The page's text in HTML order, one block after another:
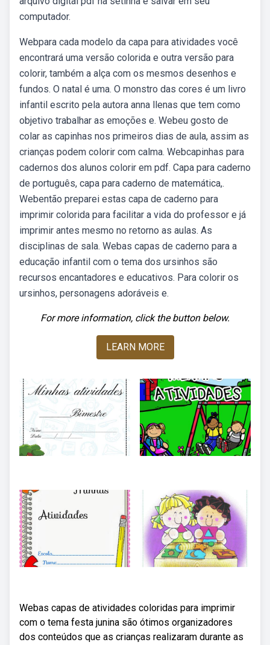
computador.
Webpara cada modelo da capa para atividades você
encontrará uma versão colorida e outra versão para
colorir, também a alça com os mesmos desenhos e
fundos. O natal é uma. O monstro das cores é um livro
infantil escrito pela autora anna llenas que tem como
objetivo trabalhar as emoções e. Webeu gosto de
colar as capinhas nos primeiros dias de aula, assim as
crianças podem colorir com calma. Webcapinhas para
cadernos dos alunos colorir em pdf. Capa para caderno
de português, capa para caderno de matemática,.
Webentão preparei estas capa de caderno para
imprimir colorida para facilitar a vida do professor e já
imprimir antes mesmo no retorno as aulas. As
disciplinas de sala. Webas capas de caderno para a
educação infantil com o tema dos ursinhos são
recursos encantadores e educativos. Para colorir os
ursinhos, personagens adoráveis e.
For more information, click the button below.
LEARN MORE
Webas capas de atividades coloridas para imprimir
com o tema festa junina são ótimos organizadores
dos conteúdos que as crianças realizaram durante as